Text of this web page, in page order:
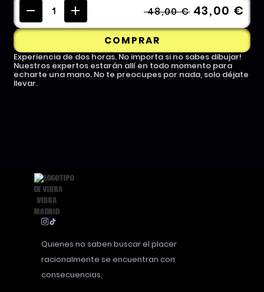
48,00 € 43,00 €
COMPRAR
Experiencia de dos horas. No importa si no sabes dibujar!
Nuestros expertos estarán allí en todo momento para
echarte una mano. No te preocupes por nada, solo déjate
llevar.
Quienes no saben buscar el placer
racionalmente se encuentran con
consecuencias.